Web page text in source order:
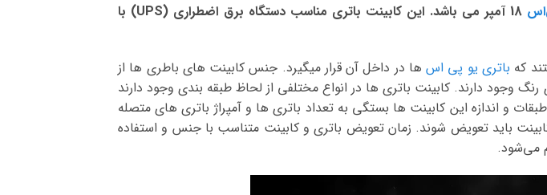
18 آمپر می باشد. این کابینت باتری مناسب دستگاه برق اضطراری (UPS) با
که باتری یو پی اسها در داخل آن قرار میگیرد. جنس کابینت های باطری ها از
وجود دارند. کابینت باتری ها در انواع مختلفی از لحاظ طبقه بندی وجود دارند
و ۳ طبقه و … وجود دارند. تعداد طبقات و اندازه این کابینت ها بستگی به تعداد باتری ها و آمپراژ باتری های متصله
باید تعویض شوند. زمان تعویض باتری و کابینت متناسب با جنس و استفاده
می‌شود.